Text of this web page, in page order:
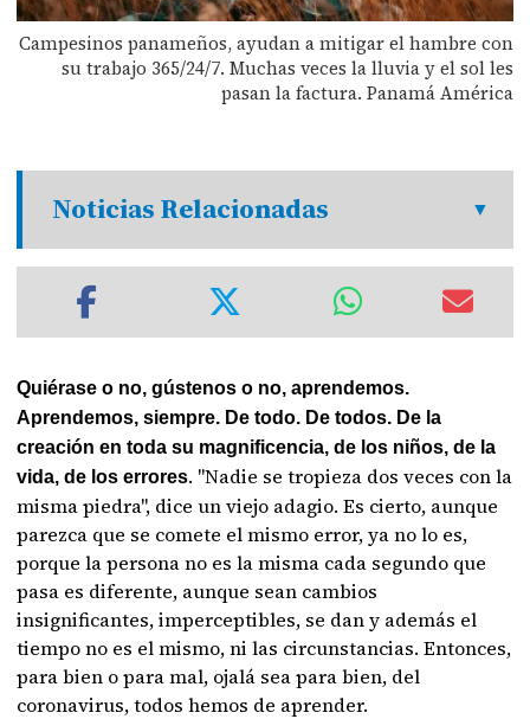
Campesinos panameños, ayudan a mitigar el hambre con
su trabajo 365/24/7. Muchas veces la lluvia y el sol les
pasan la factura. Panamá América
Noticias Relacionadas
Quiérase o no, gústenos o no, aprendemos.
Aprendemos, siempre. De todo. De todos. De la
creación en toda su magnificencia, de los niños, de la
vida, de los errores. "Nadie se tropieza dos veces con la
misma piedra", dice un viejo adagio. Es cierto, aunque
parezca que se comete el mismo error, ya no lo es,
porque la persona no es la misma cada segundo que
pasa es diferente, aunque sean cambios
insignificantes, imperceptibles, se dan y además el
tiempo no es el mismo, ni las circunstancias. Entonces,
para bien o para mal, ojalá sea para bien, del
coronavirus, todos hemos de aprender.